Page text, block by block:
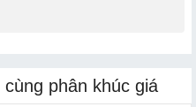
phân khúc giá